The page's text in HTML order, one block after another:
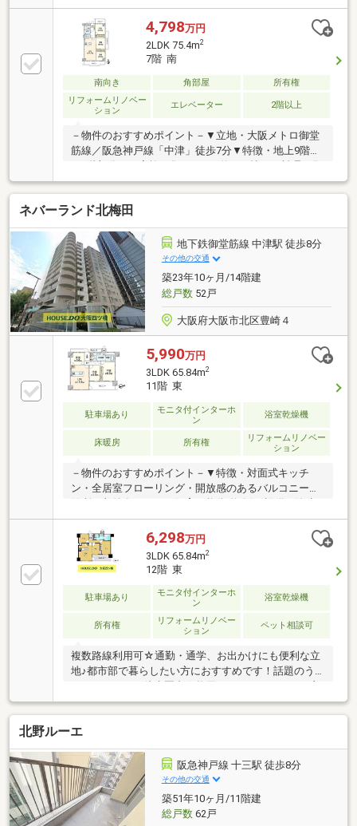
ントリー有・各洋室、廊下に収納有・即引渡し可能(残
金精算後)▼設備・浴室乾燥機・温水洗浄便座▼2026
年5月室内リフォーム済【新調】キッチン、UB、洗面
台、トイレ 等【貼替】全室フローリング・クロス▼周
辺環境・大阪市立中津小学校 徒歩1分(約80m)・サンプ
ラザ本店 徒歩2分(約160m)■ ご希望の住まい探しをお
手伝いします ━━━━━・・・物件の詳細・ご相談は
お気軽にお問い合わせください。
4,798万円
2LDK 75.4m2
7階 南
南向き 角部屋
所有権
リフォームリノベー
ション
エレベーター 2階以上
－物件のおすすめポイント－▼立地・大阪メトロ御堂
筋線／阪急神戸線「中津」徒歩7分▼特徴・地上9階建
の7階部分・ご家族が集うLDKは約15.7帖・お料理に集
中しやすい壁付タイプのキッチン・足を伸ばしてくつ
ろげる和室2間がLDに隣接・洋室1部屋・和室1間・廊
下に収納を設置・南北の両面バルコニー仕様▼周辺環
境・大阪市立中津小学校 徒歩1分(約80m)・ファミリー
マート中津三丁目店 徒歩2分(約150m)・サンプラザ本
店 徒歩2分(約160m)■ ご希望の住まい探しをお手伝い
します ━━━━━・・・物件の詳細・ご相談はお気軽
にお問い合わせください。
ネバーランド北梅田
地下鉄御堂筋線 中津駅 徒歩8分
その他の交通
築23年10ヶ月/14階建
総戸数52戸
大阪府大阪市北区豊崎４
5,990万円
3LDK 65.84m2
11階 東
駐車場あり
モニタ付インターホ
ン
浴室乾燥機
床暖房 所有権
リフォームリノベー
ション
－物件のおすすめポイント－▼特徴・対面式キッチ
ン・全居室フローリング・開放感のあるバルコニー・
随所に収納有・ペット飼育可能(規約有)▼設備・浄水
器・食洗機・浴室乾燥機・床暖房▼室内リフォーム済
【交換】キッチン、UB、洗面台、トイレ【張替】全室
クロス、全フローリング 等【設置】ダウンライト、玄
関人感センサー▼周辺環境・大阪市立豊崎小学校 徒歩
3分(約220m)・CoDeli豊崎4丁目店 徒歩3分(約240m)・
本庄公園 徒歩4分(約300m)■ ご希望の住まい探しをお
手伝いします ━━━━━・・・物件の詳細・ご相談は
お気軽にお問い合わせください。
6,298万円
3LDK 65.84m2
12階 東
駐車場あり
モニタ付インターホ
ン
浴室乾燥機
所有権
リフォームリノベー
ション
ペット相談可
複数路線利用可☆通勤・通学、お出かけにも便利な立
地♪都市部で暮らしたい方におすすめです！話題のう
めきたエリアも徒歩圏内☆梅田エリアへのアクセス良
好◎買い物や外食、医療機関などが徒歩圏内で完結☆-
--2026年5月末フルリフォーム完成予定☆最新設備を備
えた、綺麗な室内で快適にお過ごしいただけます！全
居室収納付で居室も広く使えます♪
北野ルーエ
阪急神戸線 十三駅 徒歩8分
その他の交通
築51年10ヶ月/11階建
総戸数62戸